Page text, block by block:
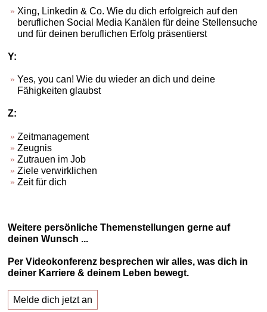
Xing, Linkedin & Co. Wie du dich erfolgreich auf den
beruflichen Social Media Kanälen für deine Stellensuche
und für deinen beruflichen Erfolg präsentierst
Y:
Yes, you can! Wie du wieder an dich und deine
Fähigkeiten glaubst
Z:
Zeitmanagement
Zeugnis
Zutrauen im Job
Ziele verwirklichen
Zeit für dich
Weitere persönliche Themenstellungen gerne auf
deinen Wunsch ...
Per Videokonferenz besprechen wir alles, was dich in
deiner Karriere & deinem Leben bewegt.
Melde dich jetzt an